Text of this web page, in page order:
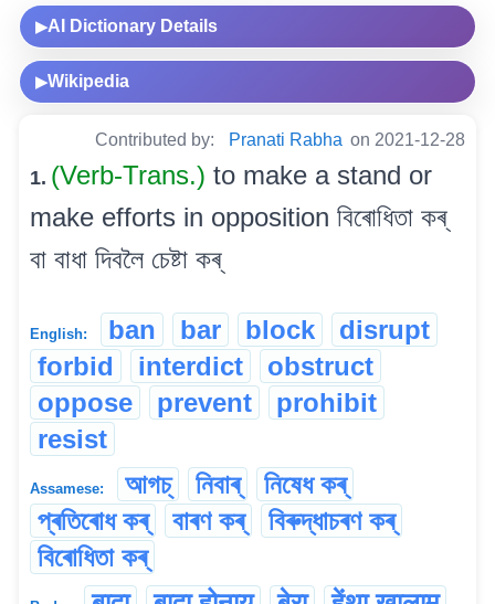
▶AI Dictionary Details
▶Wikipedia
Contributed by: Pranati Rabha on 2021-12-28
1. (Verb-Trans.) to make a stand or
make efforts in opposition বিৰোধিতা কৰ্
বা বাধা দিবলৈ চেষ্টা কৰ্
English: ban bar block
disrupt
forbid
interdict
obstruct
oppose
prevent
prohibit
resist
Assamese: আগচ্ নিবাৰ্
নিষেধ কৰ্
প্ৰতিৰোধ কৰ্
বাৰণ কৰ্
বিৰুদ্ধাচৰণ কৰ্
বিৰোধিতা কৰ্